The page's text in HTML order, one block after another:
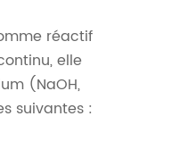
Bulgaria
Melayu
réactif
elle
(NaOH,
suivantes :